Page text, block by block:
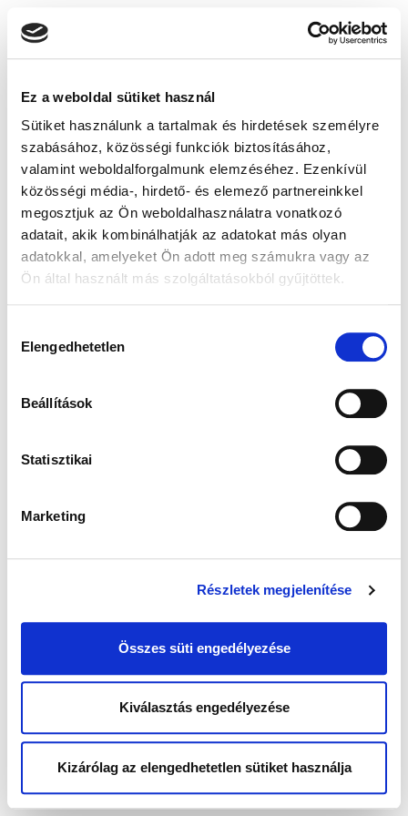
Ez a weboldal sütiket használ
Sütiket használunk a tartalmak és hirdetések személyre
szabásához, közösségi funkciók biztosításához,
valamint weboldalforgalmunk elemzéséhez. Ezenkívül
közösségi média-, hirdető- és elemező partnereinkkel
megosztjuk az Ön weboldalhasználatra vonatkozó
adatait, akik kombinálhatják az adatokat más olyan
adatokkal, amelyeket Ön adott meg számukra vagy az
Ön által használt más szolgáltatásokból gyűjtöttek.
kiválasztása
Elengedhetetlen
Beállítások
Statisztikai
Marketing
Részletek megjelenítése
Összes süti engedélyezése
Kiválasztás engedélyezése
Kizárólag az elengedhetetlen sütiket használja